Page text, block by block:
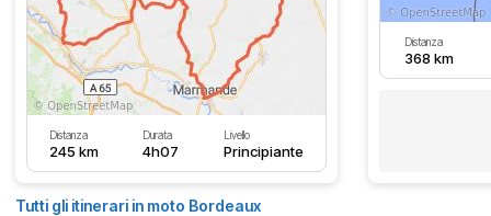
Distanza
245 km
Durata
4h07
Livello
Principiante
Distanza
368 km
Tutti gli itinerari in moto Bordeaux